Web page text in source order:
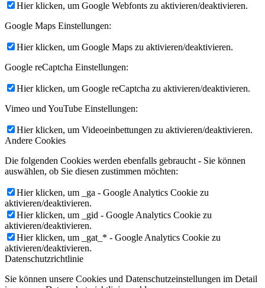
Hier klicken, um Google Webfonts zu aktivieren/deaktivieren.
Google Maps Einstellungen:
Hier klicken, um Google Maps zu aktivieren/deaktivieren.
Google reCaptcha Einstellungen:
Hier klicken, um Google reCaptcha zu aktivieren/deaktivieren.
Vimeo und YouTube Einstellungen:
Hier klicken, um Videoeinbettungen zu aktivieren/deaktivieren.
Andere Cookies
Die folgenden Cookies werden ebenfalls gebraucht - Sie können
auswählen, ob Sie diesen zustimmen möchten:
Hier klicken, um _ga - Google Analytics Cookie zu
aktivieren/deaktivieren.
Hier klicken, um _gid - Google Analytics Cookie zu
aktivieren/deaktivieren.
Hier klicken, um _gat_* - Google Analytics Cookie zu
aktivieren/deaktivieren.
Datenschutzrichtlinie
Sie können unsere Cookies und Datenschutzeinstellungen im Detail